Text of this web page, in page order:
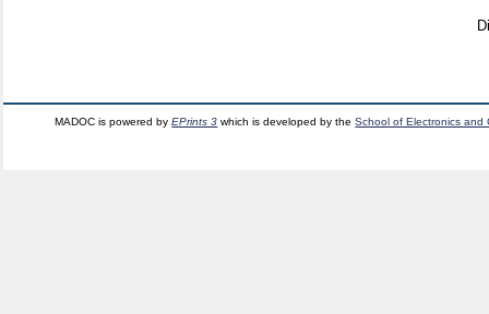
MADOC is powered byEPrints 3 which is developed by theSchool of Electronics and